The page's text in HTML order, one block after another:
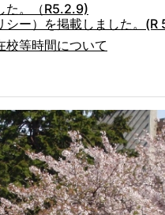
た。（R5.2.9)
ー）を掲載しました。(R
校等時間について